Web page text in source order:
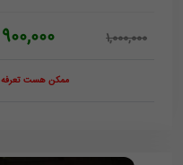
1,000,000
900,000
ممکن هست تعرفه